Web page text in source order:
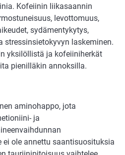
Kofeiinin liikasaannin
levottomuus,
sydämentykytys,
stressinsietokyvyn laskeminen.
yksilöllistä ja kofeiiniherkät
pienilläkin annoksilla.
aminohappo, jota
ja
ei ole annettu saantisuosituksia